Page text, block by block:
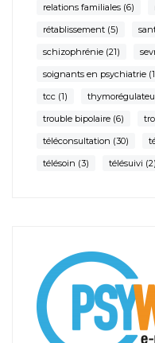
relations familiales (6)
rétablissement (5)
schizophrénie (21)
soignants en psychiatrie
tcc (1)
trouble bipolaire (6)
téléconsultation (30)
télésoin (3) télésuivi (2)